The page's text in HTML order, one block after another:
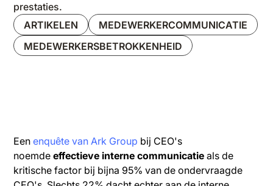
prestaties.
ARTIKELEN
MEDEWERKERCOMMUNICATIE
MEDEWERKERSBETROKKENHEID
Eenenquête van Ark Group bij CEO's
noemdeeffectieve interne communicatie als de
kritische factor bij bijna 95% van de ondervraagde